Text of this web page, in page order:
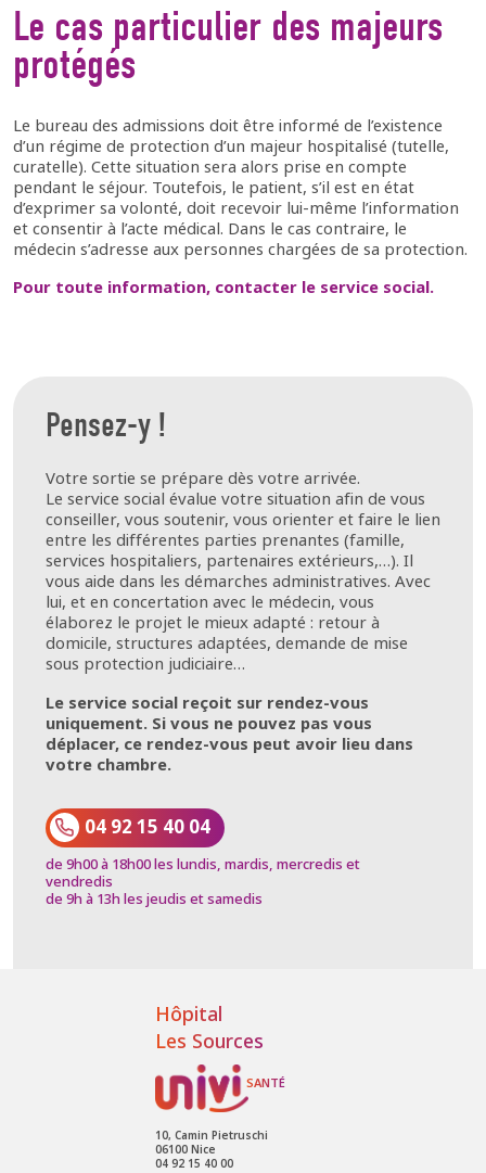
Le cas particulier des majeurs
protégés
Le bureau des admissions doit être informé de l’existence
d’un régime de protection d’un majeur hospitalisé (tutelle,
curatelle). Cette situation sera alors prise en compte
pendant le séjour. Toutefois, le patient, s’il est en état
d’exprimer sa volonté, doit recevoir lui-même l’information
et consentir à l’acte médical. Dans le cas contraire, le
médecin s’adresse aux personnes chargées de sa protection.
Pour toute information, contacter le service social.
Pensez-y !
Votre sortie se prépare dès votre arrivée.
Le service social évalue votre situation afin de vous
conseiller, vous soutenir, vous orienter et faire le lien
entre les différentes parties prenantes (famille,
services hospitaliers, partenaires extérieurs,…). Il
vous aide dans les démarches administratives. Avec
lui, et en concertation avec le médecin, vous
élaborez le projet le mieux adapté : retour à
domicile, structures adaptées, demande de mise
sous protection judiciaire…
Le service social reçoit sur rendez-vous
uniquement. Si vous ne pouvez pas vous
déplacer, ce rendez-vous peut avoir lieu dans
votre chambre.
04 92 15 40 04
de 9h00 à 18h00 les lundis, mardis, mercredis et
vendredis
de 9h à 13h les jeudis et samedis
Hôpital
Les Sources
10, Camin Pietruschi
06100 Nice
04 92 15 40 00